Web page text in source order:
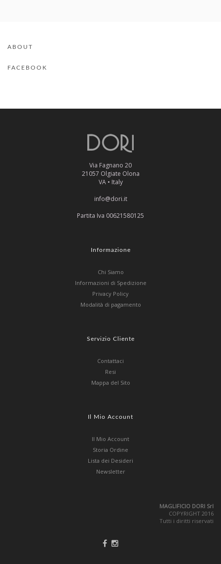
ABOUT
FACEBOOK
Via Fagnano 20
21057 Olgiate Olona
VA • Italy
info@dori.it
Partita Iva 00621580125
Informazione
Chi Siamo
Informazioni di Spedizione
Privacy Policy
Modalità di pagamento
Servizio Cliente
Contattaci
Resi
Mappa del Sito
Il Mio Account
Il Mio Account
Storia Ordine
Lista dei Desideri
Newsletter
MAGLIFICIO DORI Srl
COPYRIGHT 2016
Tutti i diritti riservati